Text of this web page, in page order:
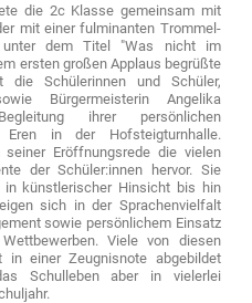
die 2c Klasse gemeinsam mit
mit einer fulminanten Trommel-
dem Titel "Was nicht im
ersten großen Applaus begrüßte
die Schülerinnen und Schüler,
Bürgermeisterin Angelika
ihrer persönlichen
Eren in der Hofsteigturnhalle.
Eröffnungsrede die vielen
der Schüler:innen hervor. Sie
in künstlerischer Hinsicht bis hin
sich in der Sprachenvielfalt
sowie persönlichem Einsatz
Viele von diesen
in einer Zeugnisnote abgebildet
Schulleben aber in vielerlei